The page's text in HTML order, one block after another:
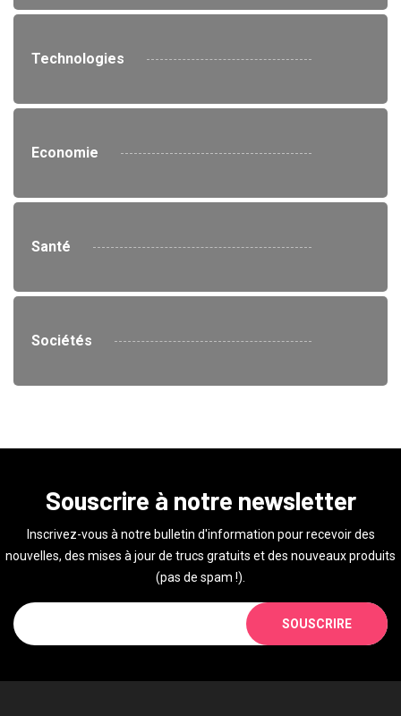
Technologies
Economie
Santé
Sociétés
Souscrire à notre newsletter
Inscrivez-vous à notre bulletin d'information pour recevoir des
nouvelles, des mises à jour de trucs gratuits et des nouveaux produits
(pas de spam !).
SOUSCRIRE